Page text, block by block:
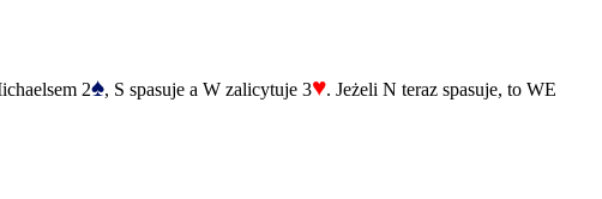
2♠, S spasuje a W zalicytuje 3♥. Jeżeli N teraz spasuje, to WE